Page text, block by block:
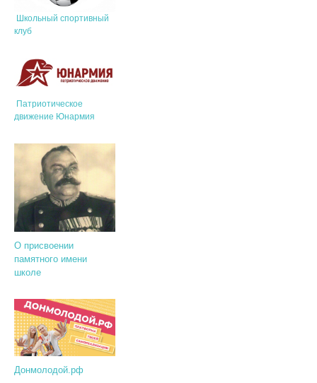
Школьный спортивный
клуб
Патриотическое
движение Юнармия
О присвоении
памятного имени
школе
Донмолодой.рф